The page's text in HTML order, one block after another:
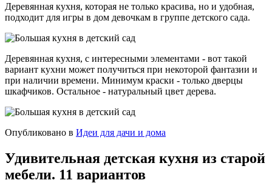
Деревянная кухня, которая не только красива, но и удобная,
подходит для игры в дом девочкам в группе детского сада.
Деревянная кухня, с интересными элементами - вот такой
вариант кухни может получиться при некоторой фантазии и
при наличии времени. Минимум краски - только дверцы
шкафчиков. Остальное - натуральный цвет дерева.
Опубликовано в Идеи для дачи и дома
Удивительная детская кухня из старой
мебели. 11 вариантов